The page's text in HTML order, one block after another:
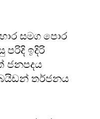
සමග පොර
පරිදි ඉදිරි
ජනපදය
තර්ජනය